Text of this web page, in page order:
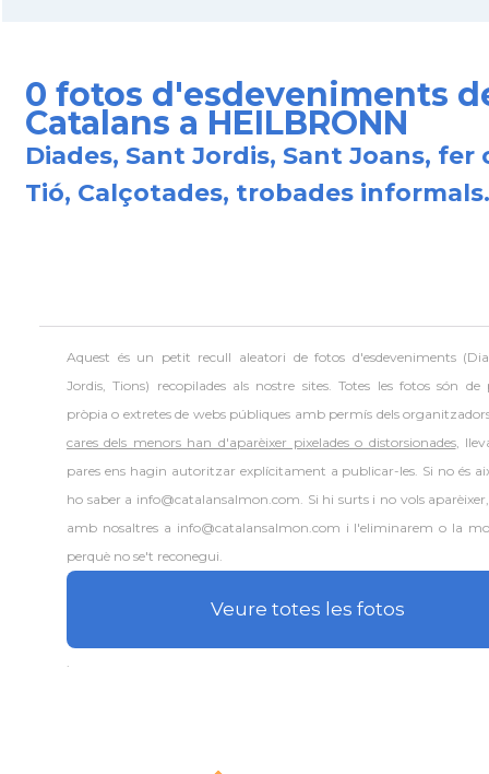
0 fotos d'esdeveniments
Catalans a HEILBRONN
Diades, Sant Jordis, Sant Joans, fer
Tió, Calçotades, trobades
Aquest és un petit recull aleatori defotos d'esdeveniments
Jordis, Tions) recopilades als nostre sites. Totes les fotos són de
pròpia o extretes de webs públiques amb permís dels
cares dels menors han d'aparèixer pixelades o distorsionades,
pares ens hagin autoritzar explícitament a publicar-les. Si no és
ho saber a info@catalansalmon.com. Si hi surts i no vols
amb nosaltres a info@catalansalmon.com i l'eliminarem o la
perquè no se't reconegui.
Veure totes les fotos